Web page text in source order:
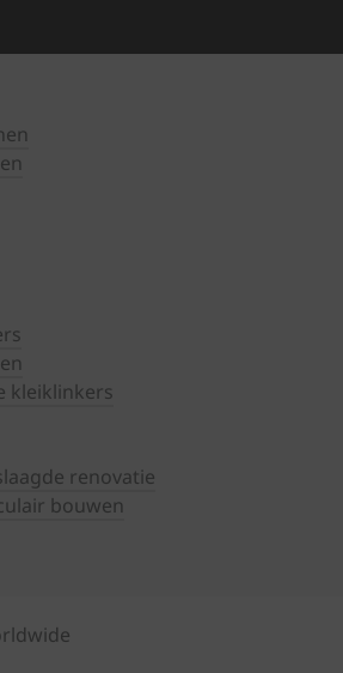
kleiklinkers
renovatie
bouwen